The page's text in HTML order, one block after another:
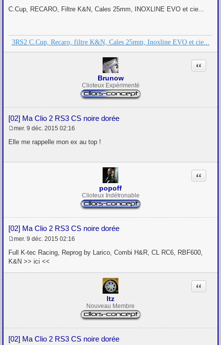
e
g
e
C.Cup, RECARO, Filtre K&N, Cales 25mm, INOXLINE EVO et cie...
3RS2 C.Cup, Recaro, filtre K&N, Cales 25mm, Inoxline EVO et cie...
Brunow
Clioteux Expérimenté
[02] Ma Clio 2 RS3 CS noire dorée
Citation
e
a
mer. 9 déc. 2015 02:16
Elle me rappelle mon ex au top !
popoff
Clioteux Indétronable
[02] Ma Clio 2 RS3 CS noire dorée
Citation
e
s
s
a
mer. 9 déc. 2015 02:16
Full K-tec Racing, Reprog by Larico, Combi H&R, CL RC6, RBF600,
K&N >> ici <<
ltz
Nouveau Membre
[02] Ma Clio 2 RS3 CS noire dorée
Citation